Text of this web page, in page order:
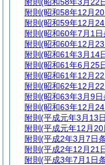
附則 (昭和58年12月
附則 (昭和59年12月
附則 (昭和60年7月1
附則 (昭和60年12月
附則 (昭和61年3月14
附則 (昭和61年6月25
附則 (昭和61年12月
附則 (昭和62年12月
附則 (昭和63年3月9
附則 (昭和63年12月
附則 (平成元年3月13
附則 (平成元年12月
附則 (平成2年3月7日
附則 (平成2年12月21
附則 (平成3年7月1日